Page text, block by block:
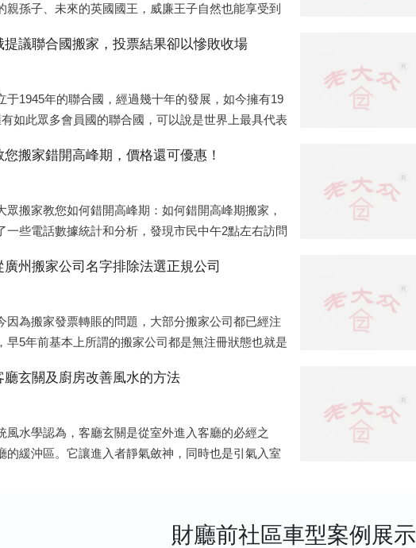
親孫子、未來的英國國王，威廉王子自然也能享受到
的肯辛頓宮，一處
提議聯合國搬家，投票結果卻以慘敗收場
于1945年的聯合國，經過幾十年的發展，如今擁有19
如此眾多會員國的聯合國，可以說是世界上最具代表
西方國家
搬家錯開高峰期，價格還可優惠！
眾搬家教您如何錯開高峰期：如何錯開高峰期搬家，
一些電話數據統計和分析，發現市民中午2點左右訪問
，網上QQ微
廣州搬家公司名字排除法選正規公司
因為搬家發票轉賬的問題，大部分搬家公司都已經注
早5年前基本上所謂的搬家公司都是無注冊狀態也就是
如：天眼查，企
廳玄關及廚房改善風水的方法
風水學認為，客廳玄關是從室外進入客廳的必經之
的緩沖區。它讓進入者靜氣斂神，同時也是引氣入室
財廳前社區車型案例展示